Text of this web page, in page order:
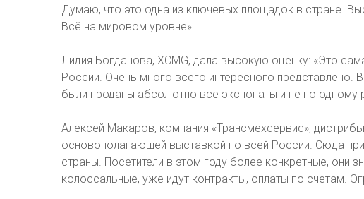
Думаю, что это одна из ключевых площадок в стране.
Всё на мировом уровне».
Лидия Богданова, XCMG, дала высокую оценку: «Это
России. Очень много всего интересного представлено.
были проданы абсолютно все экспонаты и не по одному
Алексей Макаров, компания «Трансмехсервис»,
основополагающей выставкой по всей России. Сюда
страны. Посетители в этом году более конкретные, они
колоссальные, уже идут контракты, оплаты по счетам.